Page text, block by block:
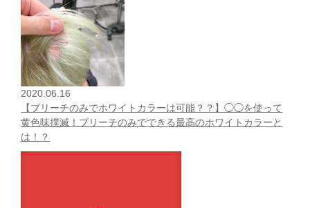
2020.06.16
【ブリーチのみでホワイトカラーは可能？？】◯◯を使って
黄色味撲滅！ブリーチのみでできる最高のホワイトカラーと
は！？